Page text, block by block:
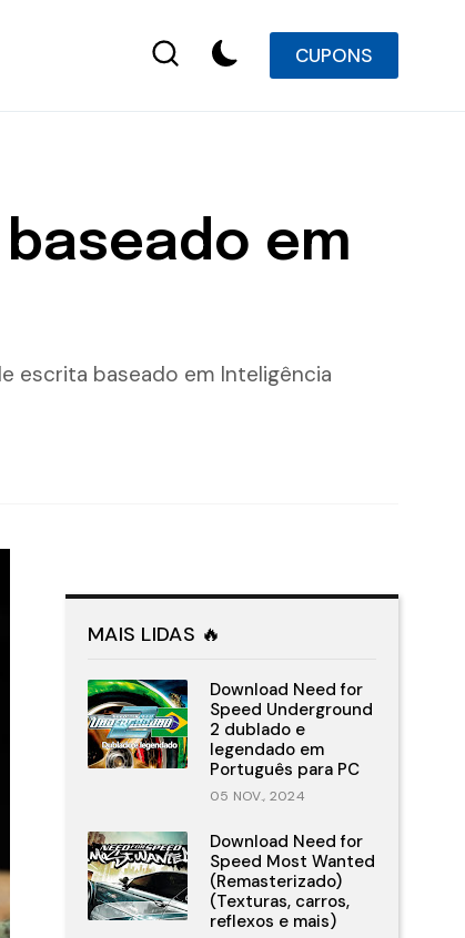
CUPONS
em
escrita baseado em Inteligência
MAIS LIDAS 🔥
Download Need for
Speed Underground
2 dublado e
legendado em
Português para PC
05 NOV., 2024
Download Need for
Speed Most Wanted
(Remasterizado)
(Texturas, carros,
reflexos e mais)